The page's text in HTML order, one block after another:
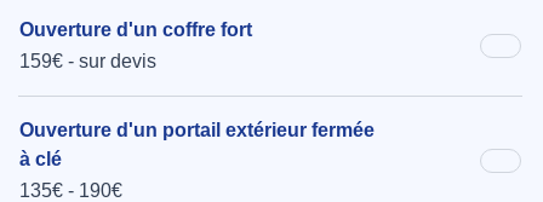
Ouverture d'un coffre fort
159€ - sur devis
Ouverture d'un portail extérieur fermée
à clé
135€ - 190€